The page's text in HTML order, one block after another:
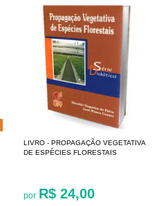
LIVRO - PROPAGAÇÃO VEGETATIVA
DE ESPÉCIES FLORESTAIS
por R$ 24,00